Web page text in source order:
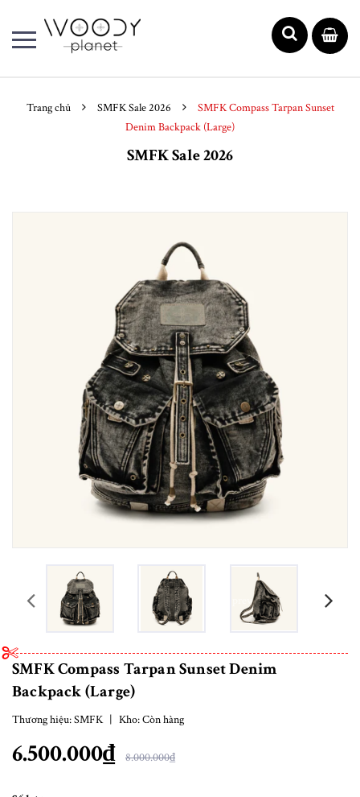
Trang chủ SMFK Sale 2026
SMFK Compass Tarpan Sunset
Denim Backpack (Large)
SMFK Sale 2026
prev
SMFK Compass Tarpan Sunset Denim
Backpack (Large)
Thương hiệu:SMFK | Kho:Còn hàng
6.500.000₫ 8.000.000₫